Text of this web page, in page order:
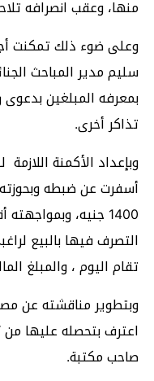
منها، وعقب انصرافه
وعلى ضوء ذلك تمكنت
سليم مدير المباحث
بمعرفه المبلغين
تذاكر أخرى.
وبإعداد الأكمنة
1400 جنيه،
التصرف فيها بالبيع
تقام اليوم ، والمبلغ
وبتطوير مناقشته عن
صاحب مكتبة.